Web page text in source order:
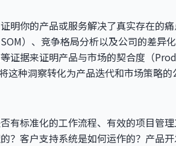
明你的产品或服务解决了真实存在的
）、竞争格局分析以及公司的差异
证据来证明产品与市场的契合度（
种洞察转化为产品迭代和市场策略的
有标准化的工作流程、有效的项目管
？客户支持系统是如何运作的？产品